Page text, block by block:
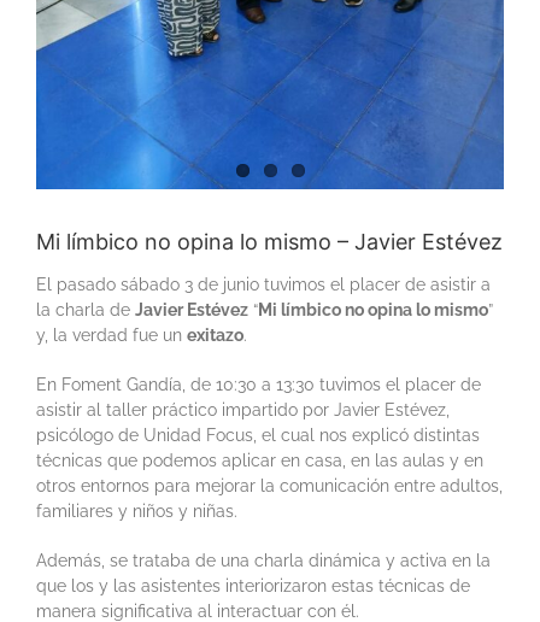
Mi límbico no opina lo mismo – Javier Estévez
El pasado sábado 3 de junio tuvimos el placer de asistir a
la charla de Javier Estévez “Mi límbico no opina lo mismo”
y, la verdad fue un exitazo.
En Foment Gandía, de 10:30 a 13:30 tuvimos el placer de
asistir al taller práctico impartido por Javier Estévez,
psicólogo de Unidad Focus, el cual nos explicó distintas
técnicas que podemos aplicar en casa, en las aulas y en
otros entornos para mejorar la comunicación entre adultos,
familiares y niños y niñas.
Además, se trataba de una charla dinámica y activa en la
que los y las asistentes interiorizaron estas técnicas de
manera significativa al interactuar con él.